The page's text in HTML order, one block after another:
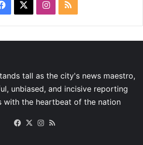
Facebook Instagram
RSS
Facebook
X Instagram